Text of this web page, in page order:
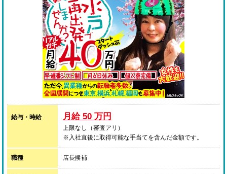
給与・時給 月給 50 万円
上限なし（審査アリ）
※入社直後に取得可能な手当てを含んだ金額です。
職種 店長候補